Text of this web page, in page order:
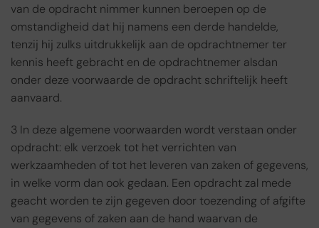
van de opdracht nimmer kunnen beroepen op de
omstandigheid dat hij namens een derde handelde,
tenzij hij zulks uitdrukkelijk aan de opdrachtnemer ter
kennis heeft gebracht en de opdrachtnemer alsdan
onder deze voorwaarde de opdracht schriftelijk heeft
aanvaard.
3 In deze algemene voorwaarden wordt verstaan onder
opdracht: elk verzoek tot het verrichten van
werkzaamheden of tot het leveren van zaken of gegevens,
in welke vorm dan ook gedaan. Een opdracht zal mede
geacht worden te zijn gegeven door toezending of afgifte
van gegevens of zaken aan de hand waarvan de